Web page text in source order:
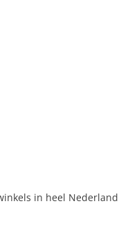
in heel Nederland